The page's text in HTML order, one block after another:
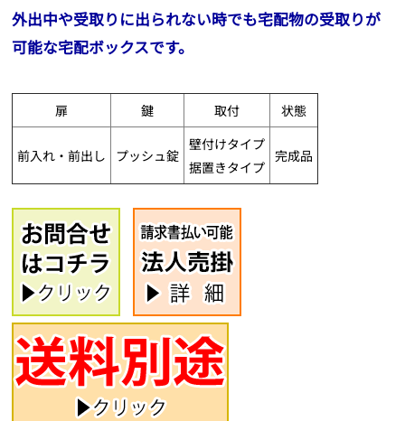
外出中や受取りに出られない時でも宅配物の受取りが
可能な宅配ボックスです。
扉 鍵 取付 状態
前入れ・前出し プッシュ錠
壁付けタイプ
据置きタイプ
完成品